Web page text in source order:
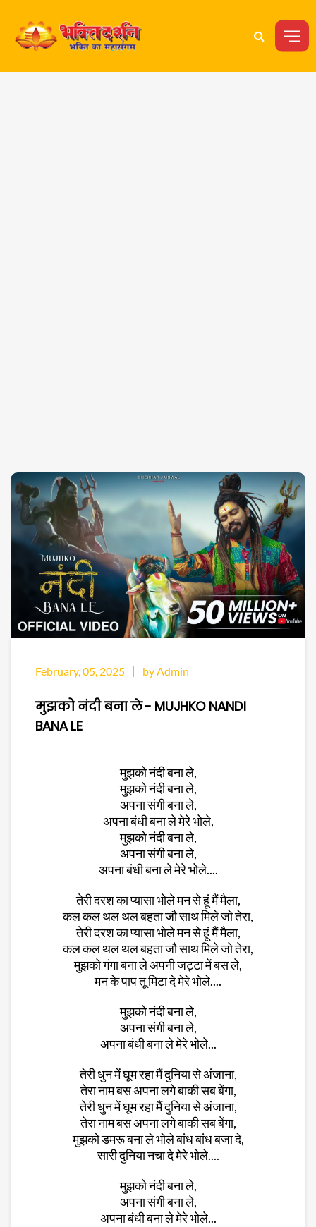
February, 05, 2025 by Admin
मुझको नंदी बना ले - MUJHKO NANDI
BANA LE
मुझको नंदी बना ले,
मुझको नंदी बना ले,
अपना संगी बना ले,
अपना बंधी बना ले मेरे भोले,
मुझको नंदी बना ले,
अपना संगी बना ले,
अपना बंधी बना ले मेरे भोले....
तेरी दरश का प्यासा भोले मन से हूं मैं मैला,
कल कल थल थल बहता जौ साथ मिले जो तेरा,
तेरी दरश का प्यासा भोले मन से हूं मैं मैला,
कल कल थल थल बहता जौ साथ मिले जो तेरा,
मुझको गंगा बना ले अपनी जट्टा में बस ले,
मन के पाप तू मिटा दे मेरे भोले....
मुझको नंदी बना ले,
अपना संगी बना ले,
अपना बंधी बना ले मेरे भोले...
तेरी धुन में घूम रहा मैं दुनिया से अंजाना,
तेरा नाम बस अपना लगे बाकी सब बेंगा,
तेरी धुन में घूम रहा मैं दुनिया से अंजाना,
तेरा नाम बस अपना लगे बाकी सब बेंगा,
मुझको डमरू बना ले भोले बांध बांध बजा दे,
सारी दुनिया नचा दे मेरे भोले....
मुझको नंदी बना ले,
अपना संगी बना ले,
अपना बंधी बना ले मेरे भोले...